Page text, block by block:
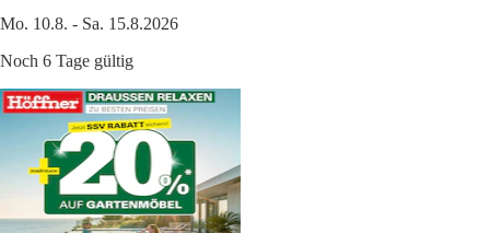
Mo. 10.8. - Sa. 15.8.2026
Noch 6 Tage gültig